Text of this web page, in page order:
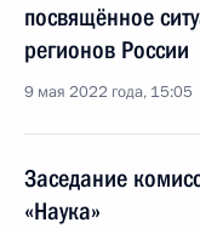
посвящённое
регионов России
9 мая 2022 года, 15:05
Заседание
«Наука»